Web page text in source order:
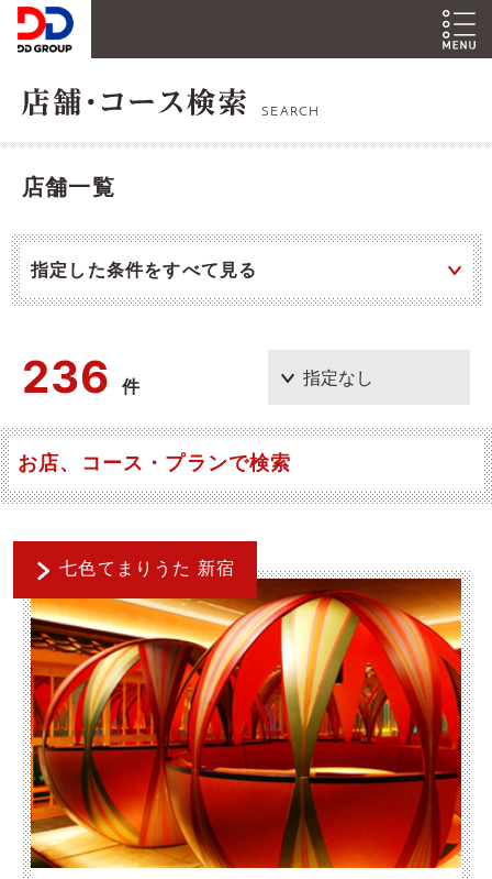
SEARCH
店舗一覧
指定した条件をすべて見る
236 件
お店、コース・プランで検索
七色てまりうた 新宿